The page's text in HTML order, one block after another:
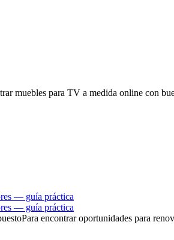
muebles para TV a medida online con
— guía práctica
— guía práctica
encontrar oportunidades para